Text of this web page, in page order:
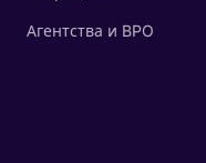
Агентства и BPO